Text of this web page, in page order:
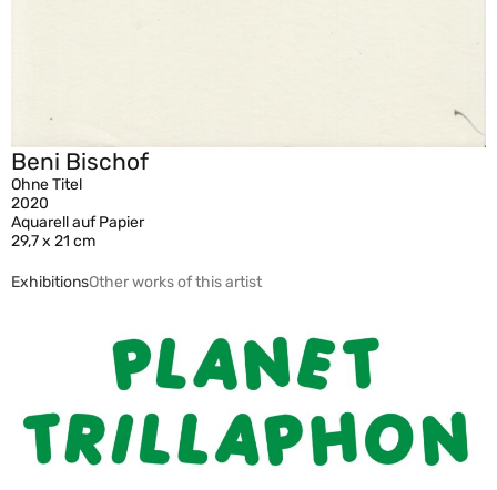
Beni Bischof
Ohne Titel
2020
Aquarell auf Papier
29,7 x 21 cm
ExhibitionsOther works of this artist